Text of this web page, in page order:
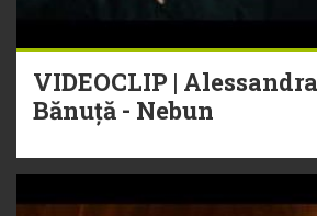
VIDEOCLIP |
Bănuță - Nebun